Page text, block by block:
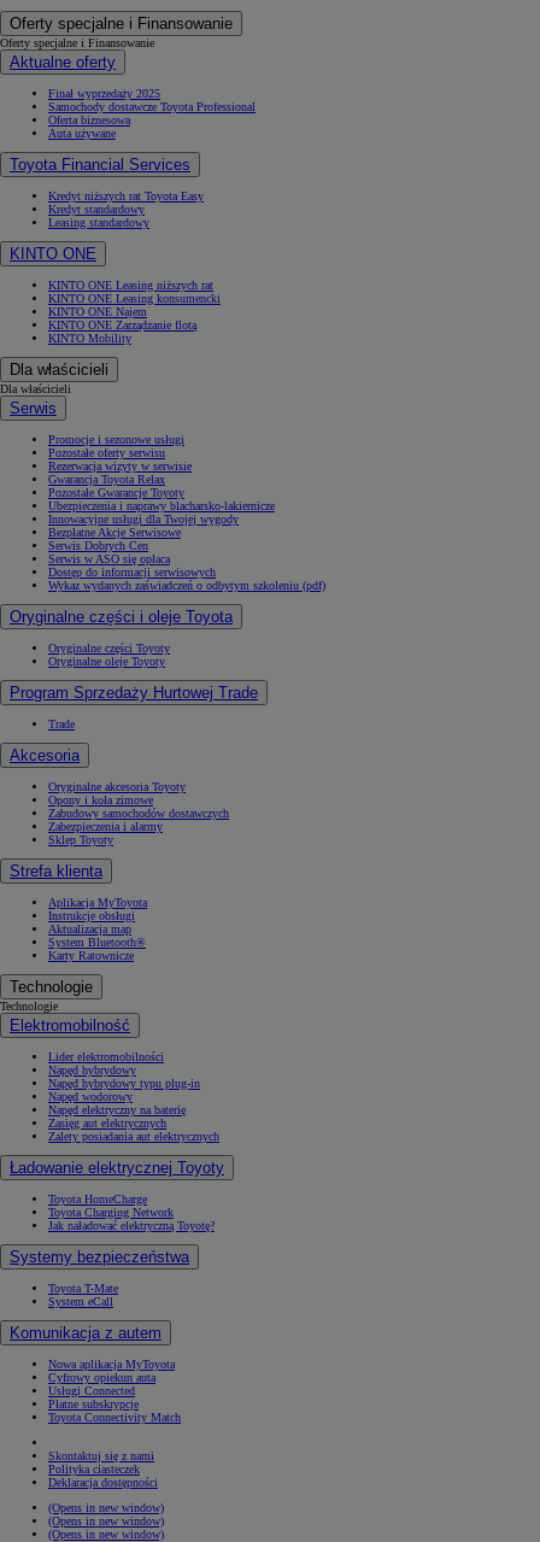
Oferty specjalne i Finansowanie
Oferty specjalne i Finansowanie
Aktualne oferty
Finał wyprzedaży 2025
Samochody dostawcze Toyota Professional
Oferta biznesowa
Auta używane
Toyota Financial Services
Kredyt niższych rat Toyota Easy
Kredyt standardowy
Leasing standardowy
KINTO ONE
KINTO ONE Leasing niższych rat
KINTO ONE Leasing konsumencki
KINTO ONE Najem
KINTO ONE Zarządzanie flotą
KINTO Mobility
Dla właścicieli
Dla właścicieli
Serwis
Promocje i sezonowe usługi
Pozostałe oferty serwisu
Rezerwacja wizyty w serwisie
Gwarancja Toyota Relax
Pozostałe Gwarancje Toyoty
Ubezpieczenia i naprawy blacharsko-lakiernicze
Innowacyjne usługi dla Twojej wygody
Bezpłatne Akcje Serwisowe
Serwis Dobrych Cen
Serwis w ASO się opłaca
Dostęp do informacji serwisowych
Wykaz wydanych zaświadczeń o odbytym szkoleniu (pdf)
Oryginalne części i oleje Toyota
Oryginalne części Toyoty
Oryginalne oleje Toyoty
Program Sprzedaży Hurtowej Trade
Trade
Akcesoria
Oryginalne akcesoria Toyoty
Opony i koła zimowe
Zabudowy samochodów dostawczych
Zabezpieczenia i alarmy
Sklep Toyoty
Strefa klienta
Aplikacja MyToyota
Instrukcje obsługi
Aktualizacja map
System Bluetooth®
Karty Ratownicze
Technologie
Technologie
Elektromobilność
Lider elektromobilności
Napęd hybrydowy
Napęd hybrydowy typu plug-in
Napęd wodorowy
Napęd elektryczny na baterię
Zasięg aut elektrycznych
Zalety posiadania aut elektrycznych
Ładowanie elektrycznej Toyoty
Toyota HomeCharge
Toyota Charging Network
Jak naładować elektryczną Toyotę?
Systemy bezpieczeństwa
Toyota T-Mate
System eCall
Komunikacja z autem
Nowa aplikacja MyToyota
Cyfrowy opiekun auta
Usługi Connected
Płatne subskrypcje
Toyota Connectivity Match
Skontaktuj się z nami
Polityka ciasteczek
Deklaracja dostępności
(Opens in new window)
(Opens in new window)
(Opens in new window)